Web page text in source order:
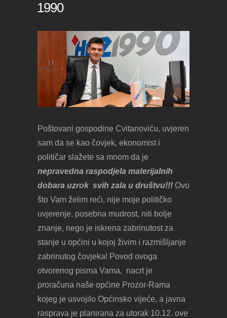
1990
Poštovani gospodine Cvitanoviću, uvjeren
sam da se kao čovjek, ekonomist i
političar slažete sa mnom da je
nepravedna raspodjela materijalnih
dobara uzrok svih zala u društvu!!! Ovo
što Vam želim reći, nije moje političko
uvjerenje, posebna mudrost, niti bolje
znanje, nego je iskrena zabrinutost za
stanje u općini u kojoj živim i razmišljanje
zabrinutog čovjeka! Povod ovoga
otvorenog pisma Vama, nacrt je
proračuna naše općine Prozor-Rama
kojeg je usvojilo Općinsko vijeće, a javna
rasprava je planirana za utorak 10.12. ove